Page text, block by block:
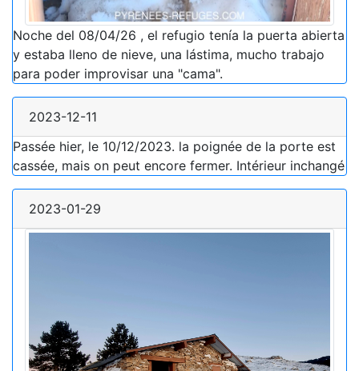
Noche del 08/04/26 , el refugio tenía la puerta abierta
y estaba lleno de nieve, una lástima, mucho trabajo
para poder improvisar una "cama".
2023-12-11
Passée hier, le 10/12/2023. la poignée de la porte est
cassée, mais on peut encore fermer. Intérieur inchangé
2023-01-29